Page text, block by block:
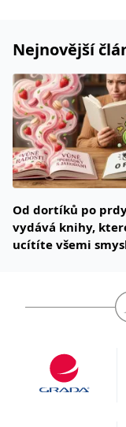
Nejnovější
Od dortíků po
vydává knihy,
ucítíte všemi